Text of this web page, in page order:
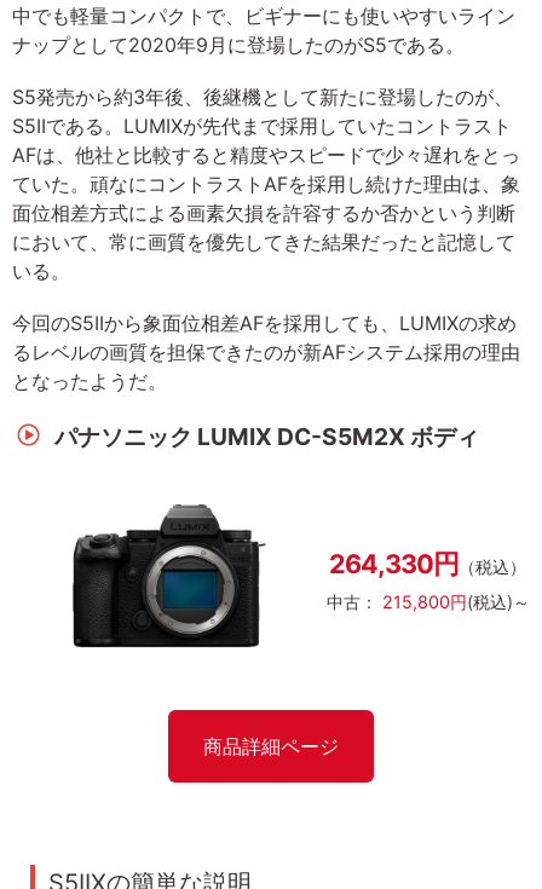
中でも軽量コンパクトで、ビギナーにも使いやすいライン
ナップとして2020年9月に登場したのがS5である。
S5発売から約3年後、後継機として新たに登場したのが、
S5IIである。LUMIXが先代まで採用していたコントラスト
AFは、他社と比較すると精度やスピードで少々遅れをとっ
ていた。頑なにコントラストAFを採用し続けた理由は、象
面位相差方式による画素欠損を許容するか否かという判断
において、常に画質を優先してきた結果だったと記憶して
いる。
今回のS5IIから象面位相差AFを採用しても、LUMIXの求め
るレベルの画質を担保できたのが新AFシステム採用の理由
となったようだ。
パナソニック LUMIX DC-S5M2X ボディ
264,330円
（税込）
中古： 215,800円(税込)～
商品詳細ページ